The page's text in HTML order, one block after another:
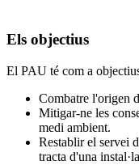
Els objectius
El PAU té com a
Combatre l'origen
Mitigar-ne les
medi ambient.
Restablir el servei
tracta d'una